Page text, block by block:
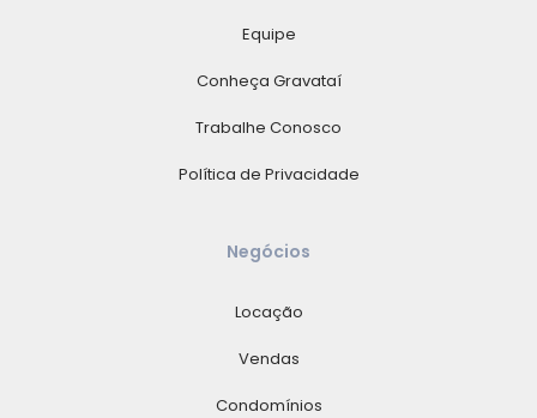
Equipe
Conheça Gravataí
Trabalhe Conosco
Política de Privacidade
Negócios
Locação
Vendas
Condomínios